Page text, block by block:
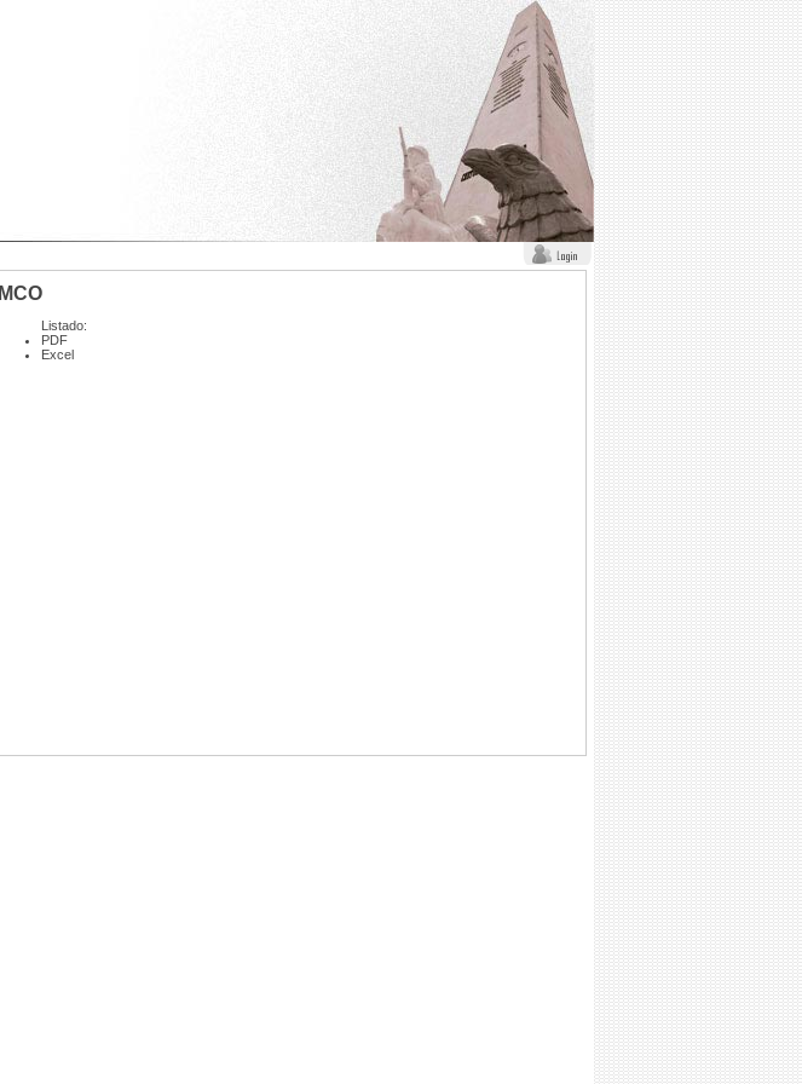
IMCO
Listado:
PDF
Excel